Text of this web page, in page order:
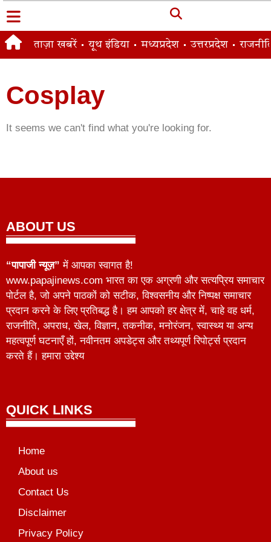
ताज़ा खबरें यूथ इंडिया मध्यप्रदेश उत्तरप्रदेश
Cosplay
It seems we can't find what you're looking for.
ABOUT US
“पापाजी न्यूज़” में आपका स्वागत है!
www.papajinews.com भारत का एक अग्रणी और सत्यप्रिय समाचार
पोर्टल है, जो अपने पाठकों को सटीक, विश्वसनीय और निष्पक्ष समाचार
प्रदान करने के लिए प्रतिबद्ध है। हम आपको हर क्षेत्र में, चाहे वह धर्म,
राजनीति, अपराध, खेल, विज्ञान, तकनीक, मनोरंजन, स्वास्थ्य या अन्य
महत्वपूर्ण घटनाएँ हों, नवीनतम अपडेट्स और तथ्यपूर्ण रिपोर्ट्स प्रदान
करते हैं। हमारा उद्देश्य
QUICK LINKS
Home
About us
Contact Us
Disclaimer
Privacy Policy